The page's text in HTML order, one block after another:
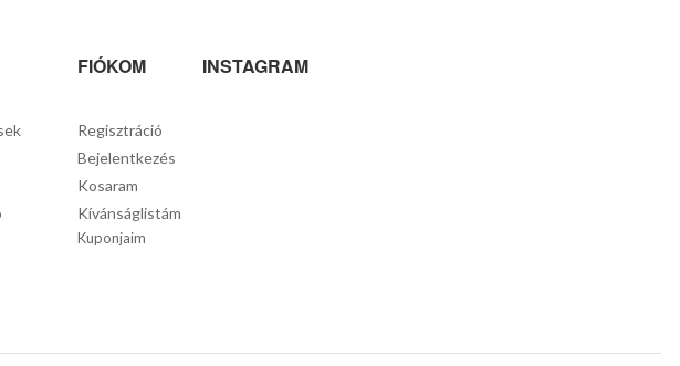
FIÓKOM
Regisztráció
Bejelentkezés
Kosaram
Kívánságlistám
Kuponjaim
INSTAGRAM